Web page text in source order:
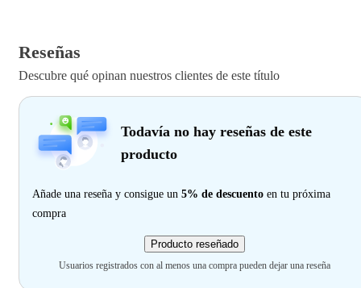
Reseñas
Descubre qué opinan nuestros clientes de este título
Todavía no hay reseñas de este
producto
Añade una reseña y consigue un 5% de descuento en tu próxima
compra
Producto reseñado
Usuarios registrados con al menos una compra pueden dejar una reseña